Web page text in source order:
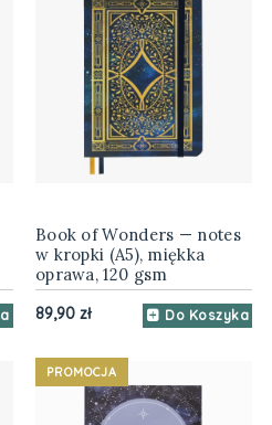
Book of Wonders — notes
w kropki (A5), miękka
oprawa, 120 gsm
89,90 zł Do Koszyka
PROMOCJA